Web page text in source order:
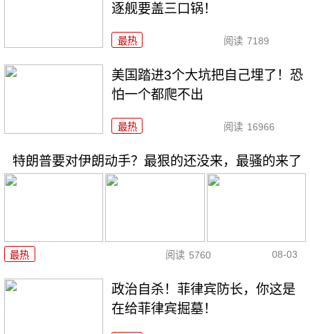
逐舰要盖三口锅！
最热 阅读 7189
美国踏进3个大坑把自己埋了！恐
怕一个都爬不出
最热 阅读 16966
特朗普要对伊朗动手？最狠的还没来，最骚的来了
最热 阅读 5760 08-03
政治自杀！菲律宾防长，你这是
在给菲律宾掘墓！